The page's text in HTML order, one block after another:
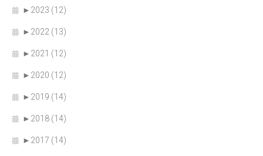
► 2023 (12)
► 2022 (13)
► 2021 (12)
► 2020 (12)
► 2019 (14)
► 2018 (14)
► 2017 (14)